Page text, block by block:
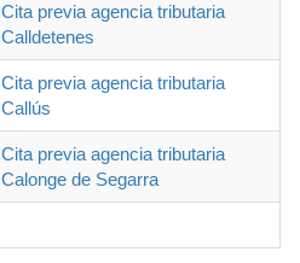
Cita previa agencia tributaria
Calldetenes
Cita previa agencia tributaria
Callús
Cita previa agencia tributaria
Calonge de Segarra